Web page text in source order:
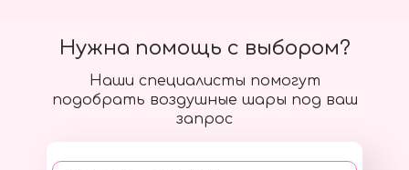
Наши специалисты помогут
подобрать воздушные шары под ваш
запрос
Нужна помощь с выбором?